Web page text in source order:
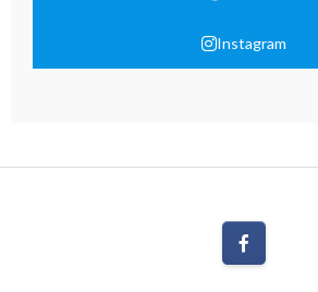
Instagram